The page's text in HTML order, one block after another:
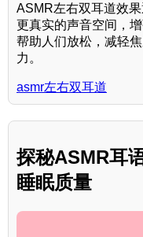
ASMR左右双耳道效
更真实的声音空间，
帮助人们放松，减轻
力。
asmr左右双耳道
探秘ASMR耳
睡眠质量